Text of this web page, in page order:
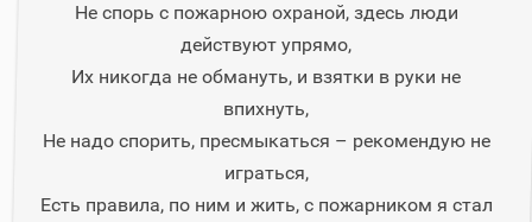
Не спорь с пожарною охраной, здесь люди
действуют упрямо,
Их никогда не обмануть, и взятки в руки не
впихнуть,
Не надо спорить, пресмыкаться – рекомендую не
играться,
Есть правила, по ним и жить, с пожарником я стал